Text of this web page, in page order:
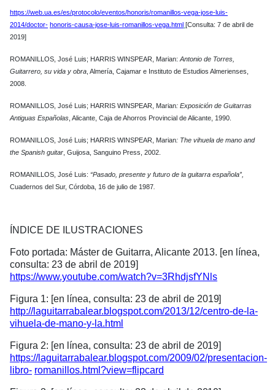
https://web.ua.es/es/protocolo/eventos/honoris/romanillos-vega-jose-luis-
2014/doctor- honoris-causa-jose-luis-romanillos-vega.html [Consulta: 7 de abril de
2019]
ROMANILLOS, José Luis; HARRIS WINSPEAR, Marian:Antonio de Torres,
Guitarrero, su vida y obra, Almería, Cajamar e Instituto de Estudios Almerienses,
2008.
ROMANILLOS, José Luis; HARRIS WINSPEAR, Marian: Exposición de Guitarras
Antiguas Españolas, Alicante, Caja de Ahorros Provincial de Alicante, 1990.
ROMANILLOS, José Luis; HARRIS WINSPEAR, Marian: The vihuela de mano and
the Spanish guitar, Guijosa, Sanguino Press, 2002.
ROMANILLOS, José Luis: “Pasado, presente y futuro de la guitarra española”,
Cuadernos del Sur, Córdoba, 16 de julio de 1987.
ÍNDICE DE ILUSTRACIONES
Foto portada: Máster de Guitarra, Alicante 2013. [en línea,
consulta: 23 de abril de 2019]
https://www.youtube.com/watch?v=3RhdjsfYNls
Figura 1: [en línea, consulta: 23 de abril de2019]
http://laguitarrabalear.blogspot.com/2013/12/centro-de-la-
vihuela-de-mano-y-la.html
Figura 2: [en línea, consulta: 23 de abril de 2019]
https://laguitarrabalear.blogspot.com/2009/02/presentacion-
libro- romanillos.html?view=flipcard